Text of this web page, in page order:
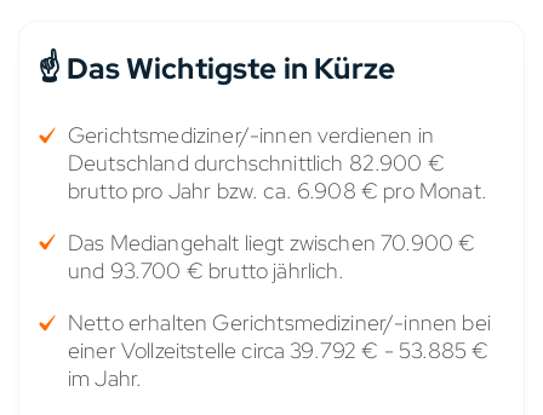
☝️ Das Wichtigste in Kürze
Gerichtsmediziner/-innen verdienen in
Deutschland durchschnittlich 82.900 €
brutto pro Jahr bzw. ca. 6.908 € pro Monat.
Das Mediangehalt liegt zwischen 70.900 €
und 93.700 € brutto jährlich.
Netto erhalten Gerichtsmediziner/-innen bei
einer Vollzeitstelle circa 39.792 € - 53.885 €
im Jahr.